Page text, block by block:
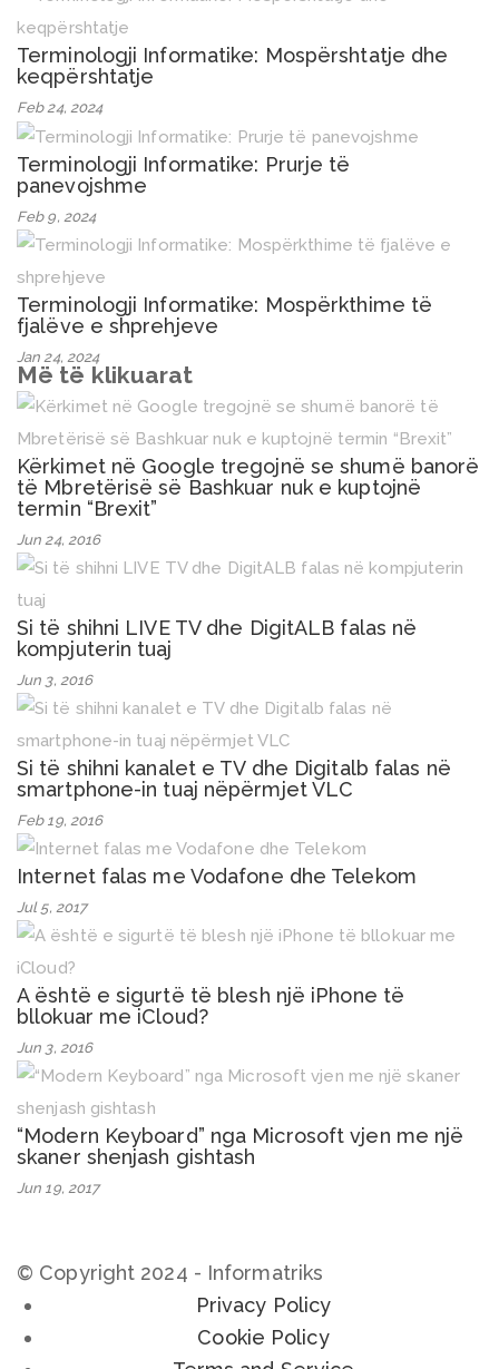
Terminologji Informatike: Mospërshtatje dhe
keqpërshtatje
Feb 24, 2024
Terminologji Informatike: Prurje të
panevojshme
Feb 9, 2024
Terminologji Informatike: Mospërkthime të
fjalëve e shprehjeve
Jan 24, 2024
Më të klikuarat
Kërkimet në Google tregojnë se shumë banorë
të Mbretërisë së Bashkuar nuk e kuptojnë
termin “Brexit”
Jun 24, 2016
Si të shihni LIVE TV dhe DigitALB falas në
kompjuterin tuaj
Jun 3, 2016
Si të shihni kanalet e TV dhe Digitalb falas në
smartphone-in tuaj nëpërmjet VLC
Feb 19, 2016
Internet falas me Vodafone dhe Telekom
Jul 5, 2017
A është e sigurtë të blesh një iPhone të
bllokuar me iCloud?
Jun 3, 2016
“Modern Keyboard” nga Microsoft vjen me një
skaner shenjash gishtash
Jun 19, 2017
© Copyright 2024 - Informatriks
Privacy Policy
Cookie Policy